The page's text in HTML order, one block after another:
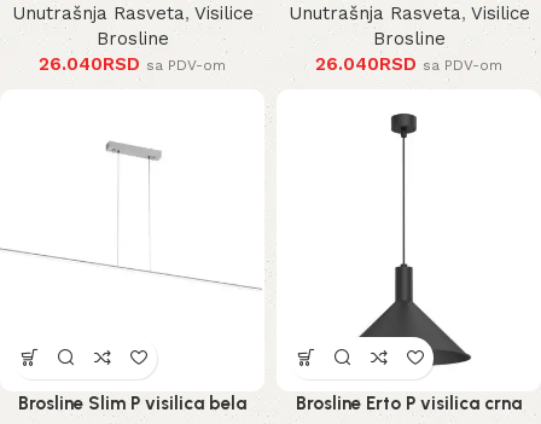
Unutrašnja Rasveta, Visilice
Brosline
26.040RSD sa PDV-om
Unutrašnja Rasveta, Visilice
Brosline
26.040RSD sa PDV-om
Brosline Slim P visilica bela Brosline Erto P visilica crna